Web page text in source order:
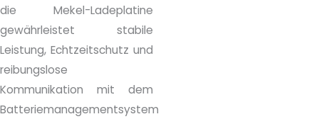
die Mekel-Ladeplatine
gewährleistet stabile
Leistung, Echtzeitschutz und
reibungslose
Kommunikation mit dem
Batteriemanagementsystem